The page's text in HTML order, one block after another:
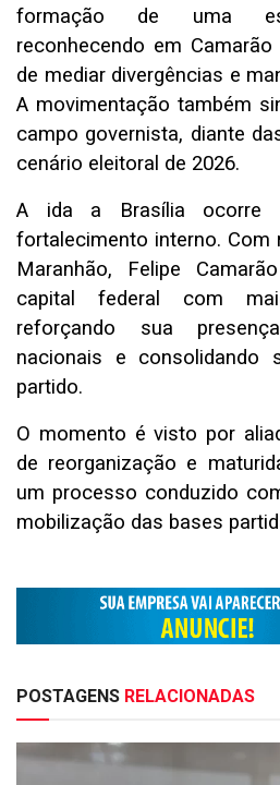
formação de uma
reconhecendo em
de mediar divergências e
A movimentação também
campo governista, diante
cenário eleitoral de 2026.
A ida a Brasília ocorre
fortalecimento interno. Com
Maranhão, Felipe
capital federal com
reforçando sua
nacionais e consolidando
partido.
O momento é visto por
de reorganização e
um processo conduzido
mobilização das bases
POSTAGENS RELACIONADAS